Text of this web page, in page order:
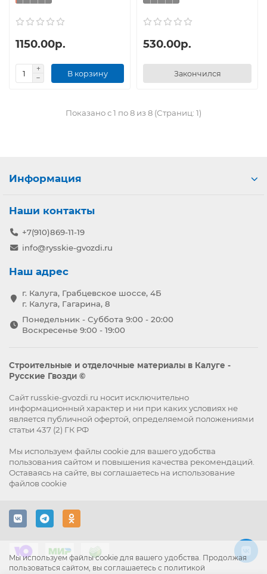
1150.00р.
В корзину
530.00р.
Закончился
Показано с 1 по 8 из 8 (Страниц: 1)
Мы используем файлы cookie для вашего удобства. Продолжая
пользоваться сайтом, вы соглашаетесь с политикой
Информация
Наши контакты
+7(910)869-11-19
info@rysskie-gvozdi.ru
Наш адрес
г. Калуга, Грабцевское шоссе, 4Б
г. Калуга, Гагарина, 8
Понедельник - Суббота 9:00 - 20:00
Воскресенье 9:00 - 19:00
Строительные и отделочные материалы в Калуге -
Русские Гвозди ©
Сайт russkie-gvozdi.ru носит исключительно
информационный характер и ни при каких условиях не
является публичной офертой, определяемой положениями
статьи 437 (2) ГК РФ
Мы используем файлы cookieдля вашего удобства
пользования сайтом и повышения качества рекомендаций.
Оставаясь на сайте, вы соглашаетесь на использование
файлов cookie